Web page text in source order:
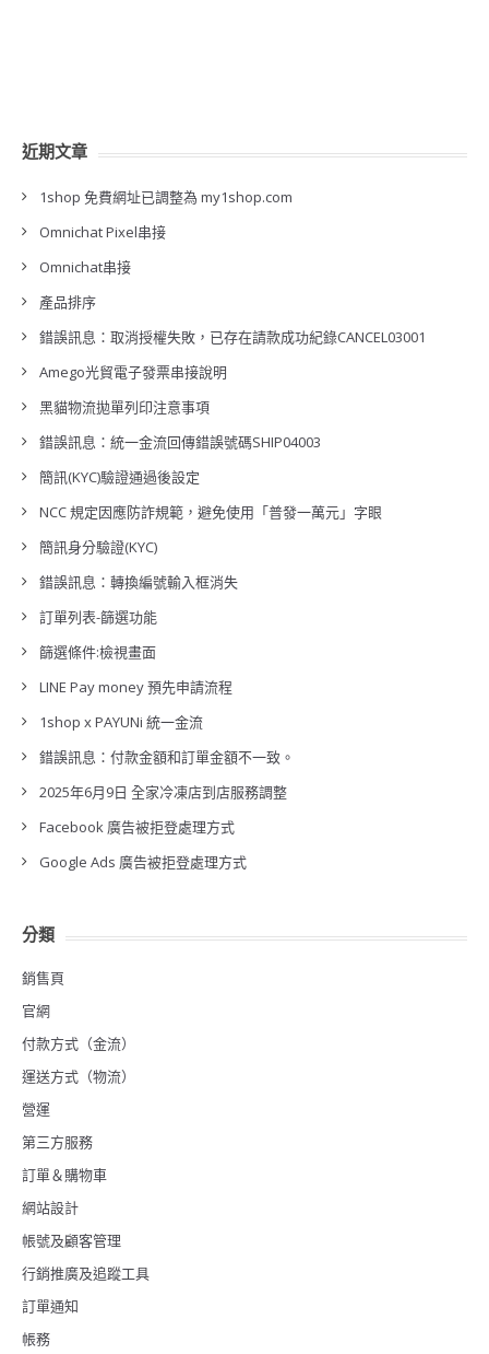
近期文章
1shop 免費網址已調整為 my1shop.com
Omnichat Pixel串接
Omnichat串接
產品排序
錯誤訊息：取消授權失敗，已存在請款成功紀錄CANCEL03001
Amego光貿電子發票串接說明
黑貓物流拋單列印注意事項
錯誤訊息：統一金流回傳錯誤號碼SHIP04003
簡訊(KYC)驗證通過後設定
NCC 規定因應防詐規範，避免使用「普發一萬元」字眼
簡訊身分驗證(KYC)
錯誤訊息：轉換編號輸入框消失
訂單列表-篩選功能
篩選條件:檢視畫面
LINE Pay money 預先申請流程
1shop x PAYUNi 統一金流
錯誤訊息：付款金額和訂單金額不一致。
2025年6月9日 全家冷凍店到店服務調整
Facebook 廣告被拒登處理方式
Google Ads 廣告被拒登處理方式
分類
銷售頁
官網
付款方式（金流）
運送方式（物流）
營運
第三方服務
訂單＆購物車
網站設計
帳號及顧客管理
行銷推廣及追蹤工具
訂單通知
帳務